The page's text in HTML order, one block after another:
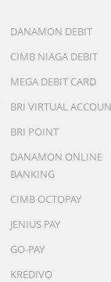
DANAMON DEBIT
CIMB NIAGA DEBIT
MEGA DEBIT CARD
BRI VIRTUAL
BRI POINT
DANAMON ONLINE
BANKING
CIMB OCTOPAY
JENIUS PAY
GO-PAY
KREDIVO